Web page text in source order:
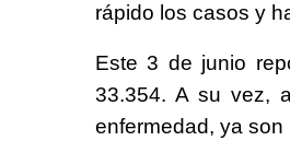
rápido los casos y
Este 3 de junio
33.354. A su vez,
enfermedad, ya son